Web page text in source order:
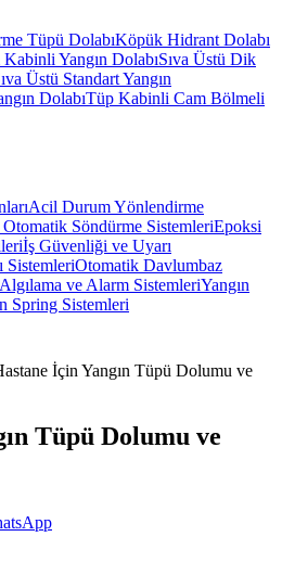
Tüpü DolabıKöpük Hidrant Dolabı
Kabinli Yangın DolabıSıva Üstü Dik
Üstü Standart Yangın
DolabıTüp Kabinli Cam Bölmeli
Acil Durum Yönlendirme
Söndürme SistemleriEpoksi
İş Güvenliği ve Uyarı
SistemleriOtomatik Davlumbaz
ve Alarm SistemleriYangın
Spring Sistemleri
İçin Yangın Tüpü Dolumu ve
Tüpü Dolumu ve